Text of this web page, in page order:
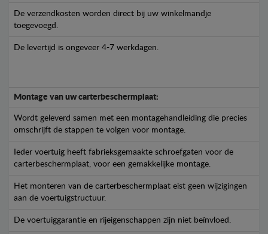
De verzendkosten worden direct bij uw winkelmandje
toegevoegd.
De levertijd is ongeveer 4-7 werkdagen.
Montage van uw carterbeschermplaat:
Wordt geleverd samen met een montagehandleiding die precies
omschrijft de stappen te volgen voor montage.
Ieder voertuig heeft fabrieksgemaakte schroefgaten voor de
carterbeschermplaat, voor een gemakkelijke montage.
Het monteren van de carterbeschermplaat eist geen wijzigingen
aan de voertuigstructuur.
De voertuiggarantie en rijeigenschappen zijn niet beïnvloed.